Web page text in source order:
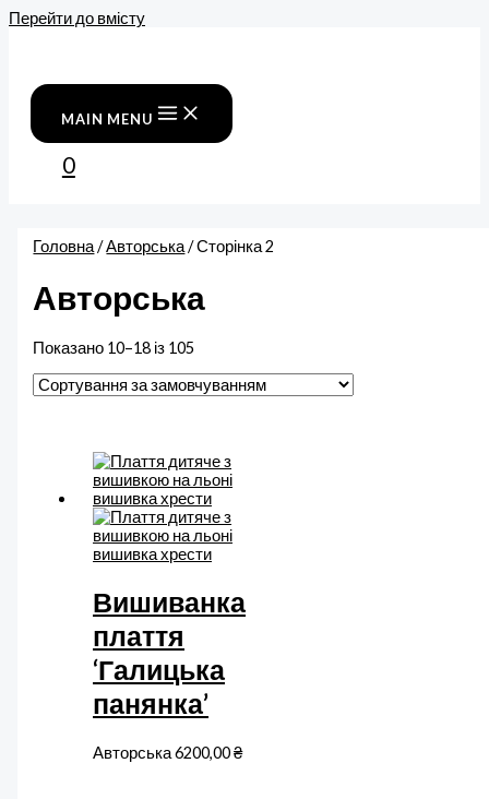
Перейти до вмісту
MAIN MENU
0
Головна/Авторська/ Сторінка 2
Авторська
Показано 10–18 із 105
Вишиванка
плаття
‘Галицька
панянка’
Авторська6200,00₴